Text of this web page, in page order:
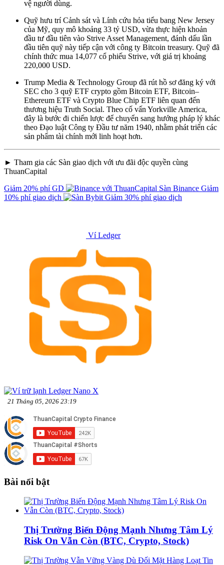
vệ người dùng.
Quỹ hưu trí Cảnh sát và Lính cứu hỏa tiểu bang New Jersey
của Mỹ, quy mô khoảng 33 tỷ USD, vừa thực hiện khoản
đầu tư đầu tiên vào Strive Asset Management, đánh dấu lần
đầu tiên quỹ này tiếp cận với công ty Bitcoin treasury. Quỹ đã
chính thức mua 14,077 cổ phiếu Strive, với giá trị khoảng
220,000 USD.
Trump Media & Technology Group đã rút hồ sơ đăng ký với
SEC cho 3 quỹ ETF crypto gồm Bitcoin ETF, Bitcoin–
Ethereum ETF và Crypto Blue Chip ETF liên quan đến
thương hiệu Truth Social. Theo cố vấn Yorkville America,
đây là bước đi chiến lược để chuyển sang hướng pháp lý khác
theo Đạo luật Công ty Đầu tư năm 1940, nhằm phát triển các
sản phẩm tài chính mới linh hoạt hơn.
► Tham gia các Sàn giao dịch với ưu đãi độc quyền cùng
ThuanCapital
Giảm 20% phí GD
Sàn Binance Giảm
10% phí giao dịch
Giảm 30% phí giao dịch
Ví Ledger
21 Tháng 05, 2026 23:19
Bài nổi bật
Thị Trường Biến Động Mạnh Nhưng Tâm Lý
Risk On Vẫn Còn (BTC, Crypto, Stock)